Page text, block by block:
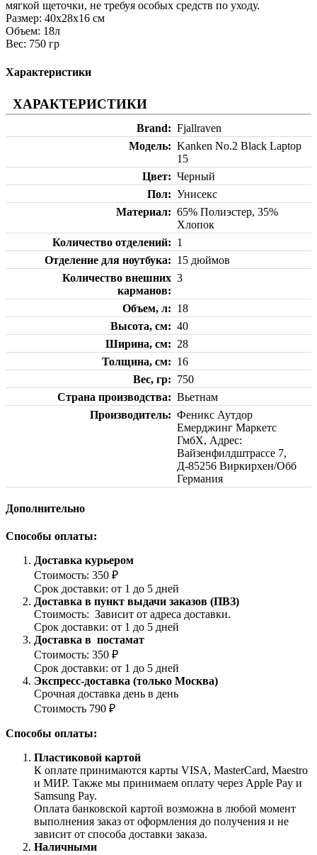
мягкой щеточки, не требуя особых средств по уходу.
Размер: 40x28x16 см
Объем: 18л
Вес: 750 гр
Характеристики
ХАРАКТЕРИСТИКИ
Brand
Fjallraven
Модель
Kanken No.2 Black Laptop
15
Цвет
Черный
Пол
Унисекс
Материал
65% Полиэстер, 35%
Хлопок
Количество отделений
1
Отделение для ноутбука
15 дюймов
Количество внешних
карманов
3
Объем, л
18
Высота, см
40
Ширина, см
28
Толщина, см
16
Вес, гр
750
Страна производства
Вьетнам
Производитель
Феникс Аутдор
Емерджинг Маркетс
ГмбХ, Адрес:
Вайзенфилдштрассе 7,
Д-85256 Виркирхен/Обб
Германия
Дополнительно
Способы оплаты:
Доставка курьером
Стоимость: 350 ₽
Срок доставки: от 1 до 5 дней
Доставка в пункт выдачи заказов (ПВЗ)
Стоимость: Зависит от адреса доставки.
Срок доставки: от 1 до 5 дней
Доставка в постамат
Стоимость: 350 ₽
Срок доставки: от 1 до 5 дней
Экспресс-доставка (только Москва)
Срочная доставка день в день
Стоимость 790 ₽
Способы оплаты:
Пластиковой картой
К оплате принимаются карты VISA, MasterCard, Maestro
и МИР. Также мы принимаем оплату через Apple Pay и
Samsung Pay.
Оплата банковской картой возможна в любой момент
выполнения заказ от оформления до получения и не
зависит от способа доставки заказа.
Наличными